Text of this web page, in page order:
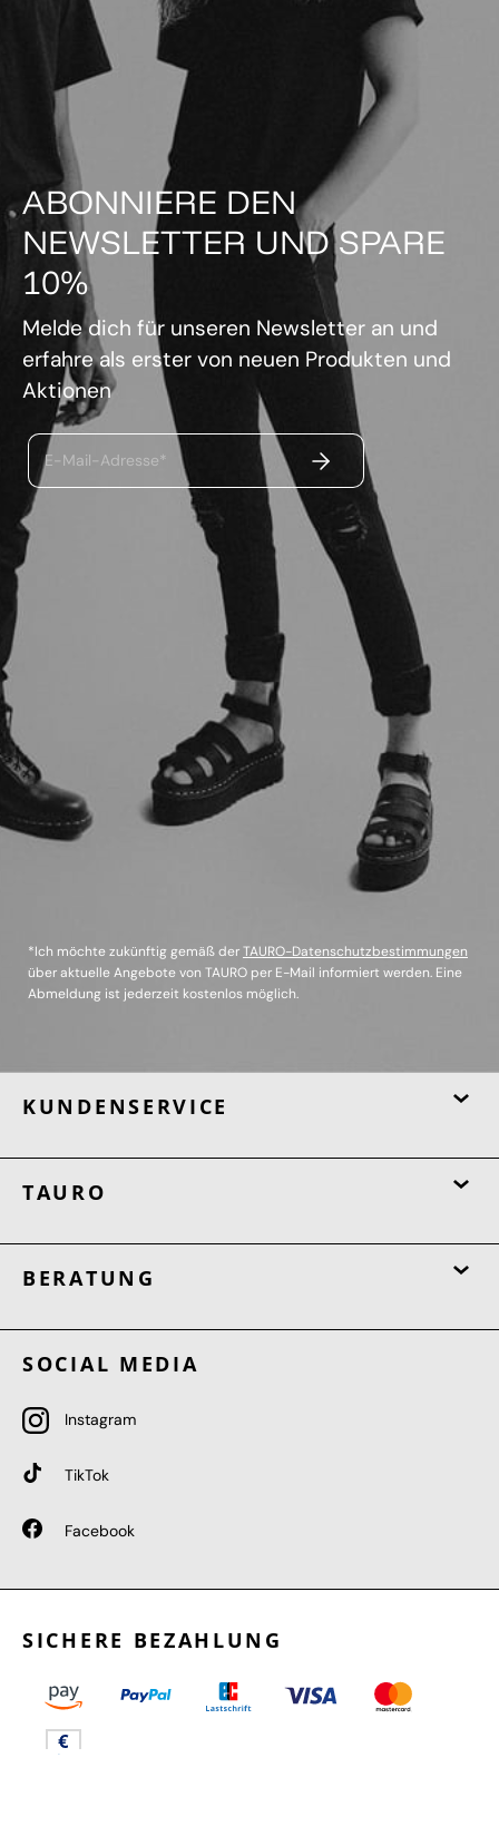
ABONNIERE DEN
NEWSLETTER UND SPARE
10%
Melde dich für unseren Newsletter an und
erfahre als erster von neuen Produkten und
Aktionen
E-Mail-Adresse* ABSENDEN
*Ich möchte zukünftig gemäß derTAURO-Datenschutzbestimmungen
über aktuelle Angebote von TAURO per E-Mail informiert werden. Eine
Abmeldung ist jederzeit kostenlos möglich.
KUNDENSERVICE
TAURO
BERATUNG
SOCIAL MEDIA
Instagram
TikTok
Facebook
SICHERE BEZAHLUNG